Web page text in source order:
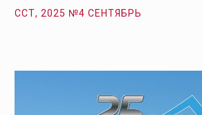
ССТ, 2025 №4 СЕНТЯБРЬ